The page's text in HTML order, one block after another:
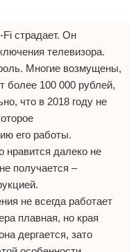
Fi страдает. Он
телевизора.
Многие возмущены,
более 100 000 рублей,
что в 2018 году не
его работы.
далеко не
получается –
не всегда работает
плавная, но края
дергается, зато